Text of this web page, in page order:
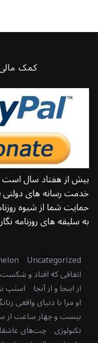
کمک
بیش از هفتاد سال است
خدمت رسانه های
حمایت شما از شیوه
به سلیقه های روزنامه
Uncategorized
اتفاقی که افتاد و شکست
از اینجا و از آنجا اسنَپ
او مرا با دنیای واقعی
بیست و چهار ساعت از
تکنولوژی چت‌های